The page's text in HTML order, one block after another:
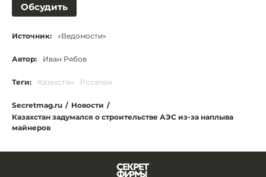
Обсудить
Источник: «Ведомости»
Автор: Иван Рябов
Теги: Казахстан Росатом
Secretmag.ru / Новости /
Казахстан задумался о строительстве АЭС из-за наплыва
майнеров